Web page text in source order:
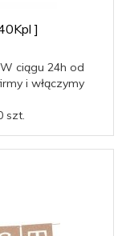
]
ciągu 24h od
i włączymy
szt.